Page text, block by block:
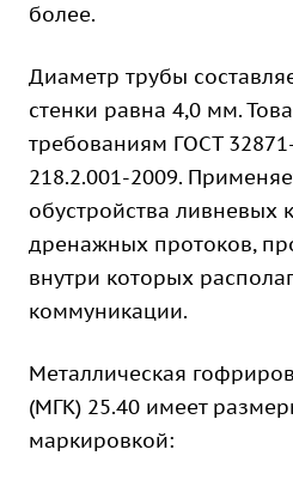
более.
Диаметр трубы
стенки равна 4,0 мм.
требованиям ГОСТ
218.2.001-2009.
обустройства ливневых
дренажных протоков,
внутри которых
коммуникации.
Металлическая
(МГК) 25.40 имеет
маркировкой: